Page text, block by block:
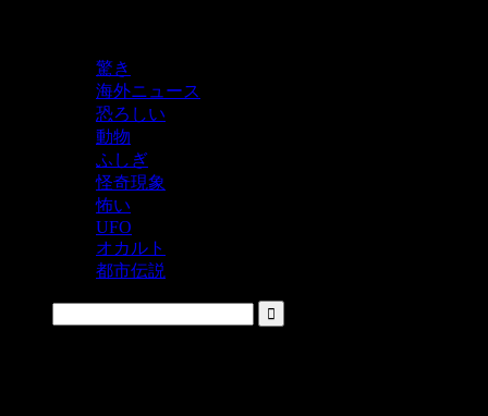
驚き
海外ニュース
恐ろしい
動物
ふしぎ
怪奇現象
怖い
UFO
オカルト
都市伝説